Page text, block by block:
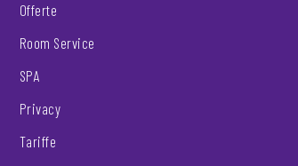
Offerte
Room Service
SPA
Privacy
Tariffe